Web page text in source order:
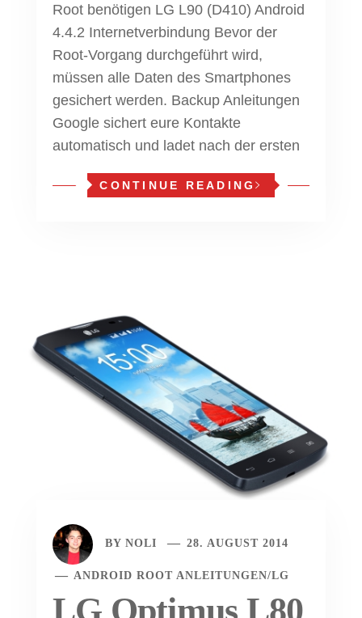
Root benötigen LG L90 (D410) Android
4.4.2 Internetverbindung Bevor der
Root-Vorgang durchgeführt wird,
müssen alle Daten des Smartphones
gesichert werden. Backup Anleitungen
Google sichert eure Kontakte
automatisch und ladet nach der ersten
CONTINUE READING
BY NOLI 28. AUGUST 2014
ANDROID ROOT ANLEITUNGEN/LG
LG Optimus L80